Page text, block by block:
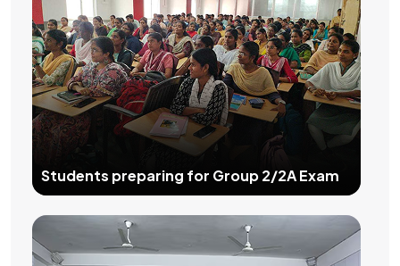
Students preparing for Group 2/2A Exam